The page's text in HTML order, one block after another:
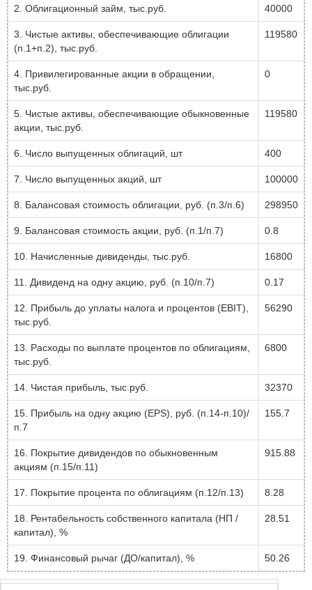
2. Облигационный займ, тыс.руб. 40000
3. Чистые активы, обеспечивающие облигации
(п.1+п.2), тыс.руб.
119580
4. Привилегированные акции в обращении,
тыс.руб.
0
5. Чистые активы, обеспечивающие обыкновенные
акции, тыс.руб.
119580
6. Число выпущенных облигаций, шт 400
7. Число выпущенных акций, шт 100000
8. Балансовая стоимость облигации, руб. (п.3/п.6) 298950
9. Балансовая стоимость акции, руб. (п.1/п.7) 0.8
10. Начисленные дивиденды, тыс.руб. 16800
11. Дивиденд на одну акцию, руб. (п.10/п.7) 0.17
12. Прибыль до уплаты налога и процентов (EBIT),
тыс.руб.
56290
13. Расходы по выплате процентов по облигациям,
тыс.руб.
6800
14. Чистая прибыль, тыс.руб. 32370
15. Прибыль на одну акцию (EPS), руб. (п.14-п.10)/
п.7
155.7
16. Покрытие дивидендов по обыкновенным
акциям (п.15/п.11)
915.88
17. Покрытие процента по облигациям (п.12/п.13) 8.28
18. Рентабельность собственного капитала (НП /
капитал), %
28.51
19. Финансовый рычаг (ДО/капитал), % 50.26